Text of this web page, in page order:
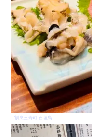
割烹三寿司 石垣島